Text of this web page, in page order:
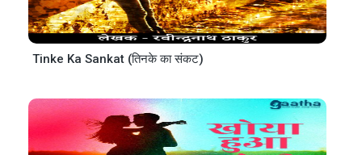
Tinke Ka Sankat (तिनके का संकट)